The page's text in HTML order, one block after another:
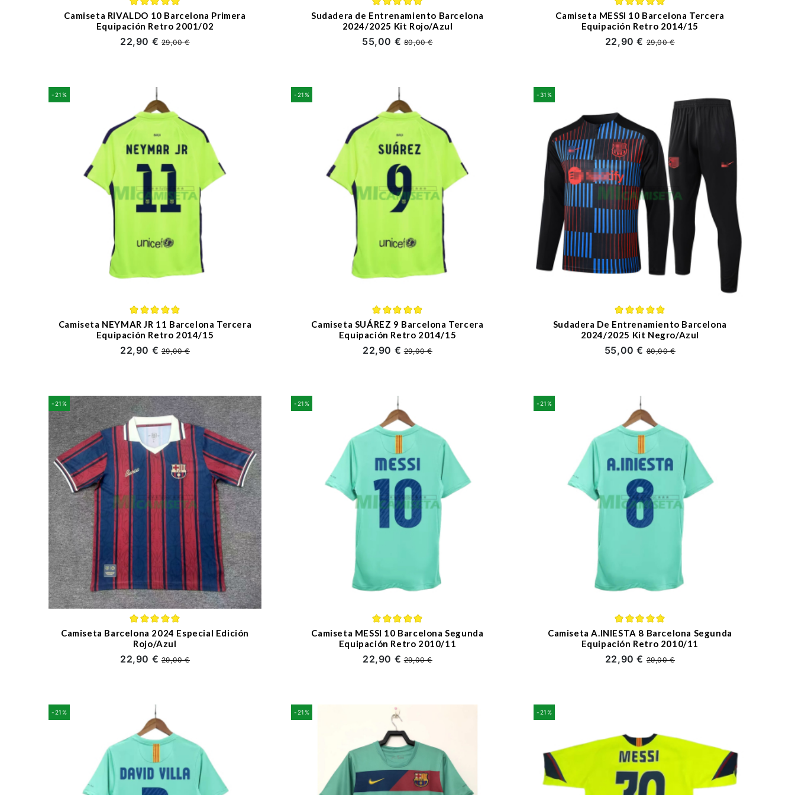
Camiseta RIVALDO 10 Barcelona Primera
Equipación Retro 2001/02
22,90 €29,00 €
Sudadera de Entrenamiento Barcelona
2024/2025 Kit Rojo/Azul
55,00 €80,00 €
Camiseta MESSI 10 Barcelona Tercera
Equipación Retro 2014/15
22,90 €29,00 €
-21%
Camiseta NEYMAR JR 11 Barcelona Tercera
Equipación Retro 2014/15
22,90 €29,00 €
-21%
Camiseta SUÁREZ 9 Barcelona Tercera
Equipación Retro 2014/15
22,90 €29,00 €
-31%
Sudadera De Entrenamiento Barcelona
2024/2025 Kit Negro/Azul
55,00 €80,00 €
-21%
Camiseta Barcelona 2024 Especial Edición
Rojo/Azul
22,90 €29,00 €
-21%
Camiseta MESSI 10 Barcelona Segunda
Equipación Retro 2010/11
22,90 €29,00 €
-21%
Camiseta A.INIESTA 8 Barcelona Segunda
Equipación Retro 2010/11
22,90 €29,00 €
-21% -21% -21%